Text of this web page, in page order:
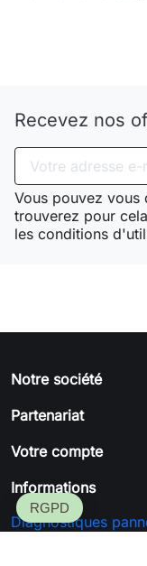
Recevez nos
Vous pouvez vous
trouverez pour
les conditions
Notre société
Partenariat
Votre compte
Informations
Diagnostiques